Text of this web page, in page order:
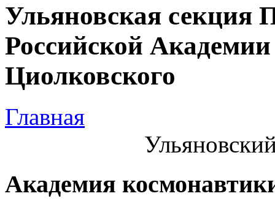
Ульяновская секция
Российской
Циолковского
Главная
Академия